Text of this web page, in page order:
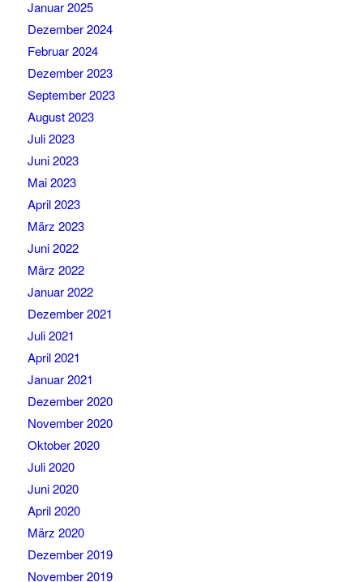
Januar 2025
Dezember 2024
Februar 2024
Dezember 2023
September 2023
August 2023
Juli 2023
Juni 2023
Mai 2023
April 2023
März 2023
Juni 2022
März 2022
Januar 2022
Dezember 2021
Juli 2021
April 2021
Januar 2021
Dezember 2020
November 2020
Oktober 2020
Juli 2020
Juni 2020
April 2020
März 2020
Dezember 2019
November 2019